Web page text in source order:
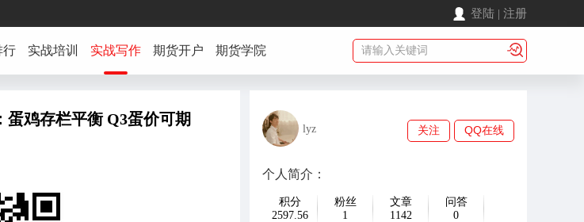
登陆 | 注册
行 实战培训 实战写作 期货开户 期货学院
蛋鸡存栏平衡 Q3蛋价可期
lyz 关注 QQ在线
个人简介：
积分
2597.56
粉丝
1
文章
1142
问答
0